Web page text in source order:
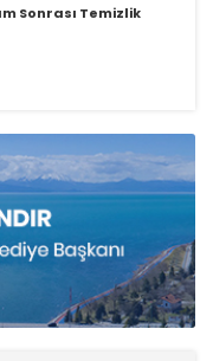
Sonrası Temizlik